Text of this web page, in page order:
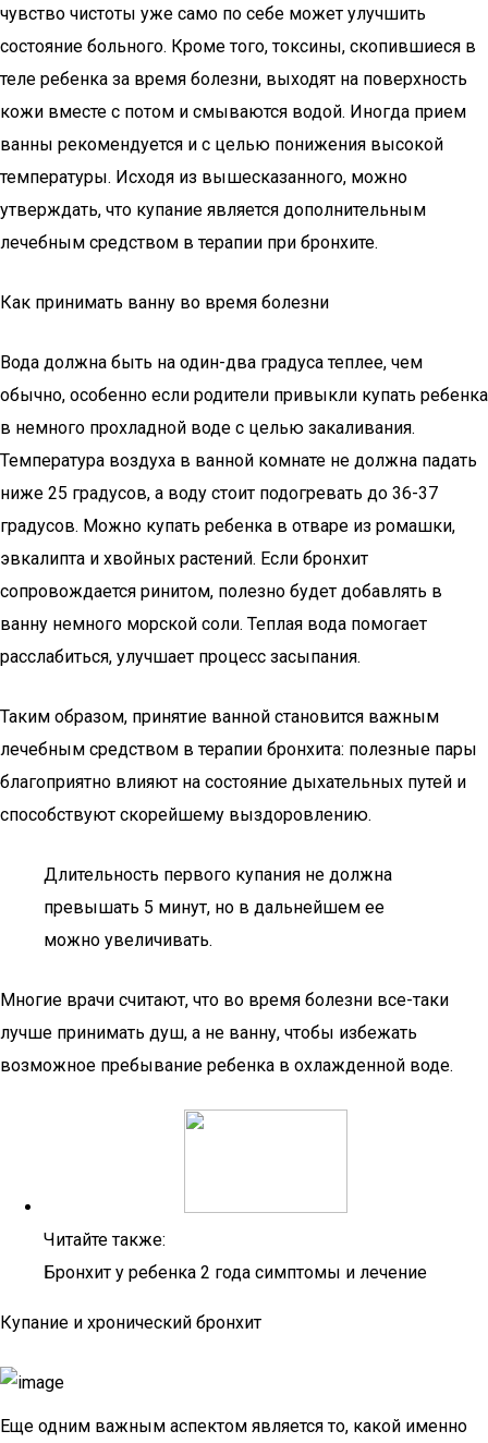
чувство чистоты уже само по себе может улучшить
состояние больного. Кроме того, токсины, скопившиеся в
теле ребенка за время болезни, выходят на поверхность
кожи вместе с потом и смываются водой. Иногда прием
ванны рекомендуется и с целью понижения высокой
температуры. Исходя из вышесказанного, можно
утверждать, что купание является дополнительным
лечебным средством в терапии при бронхите.
Как принимать ванну во время болезни
Вода должна быть на один-два градуса теплее, чем
обычно, особенно если родители привыкли купать ребенка
в немного прохладной воде с целью закаливания.
Температура воздуха в ванной комнате не должна падать
ниже 25 градусов, а воду стоит подогревать до 36-37
градусов. Можно купать ребенка в отваре из ромашки,
эвкалипта и хвойных растений. Если бронхит
сопровождается ринитом, полезно будет добавлять в
ванну немного морской соли. Теплая вода помогает
расслабиться, улучшает процесс засыпания.
Таким образом, принятие ванной становится важным
лечебным средством в терапии бронхита: полезные пары
благоприятно влияют на состояние дыхательных путей и
способствуют скорейшему выздоровлению.
Длительность первого купания не должна
превышать 5 минут, но в дальнейшем ее
можно увеличивать.
Многие врачи считают, что во время болезни все-таки
лучше принимать душ, а не ванну, чтобы избежать
возможное пребывание ребенка в охлажденной воде.
Читайте также:
Бронхит у ребенка 2 года симптомы и лечение
Купание и хронический бронхит
Еще одним важным аспектом является то, какой именно